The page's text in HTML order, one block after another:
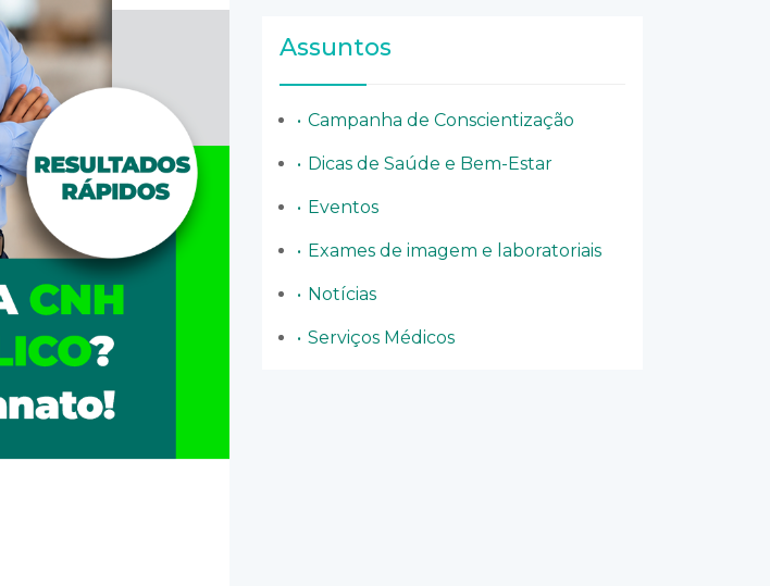
Assuntos
Campanha de Conscientização
Dicas de Saúde e Bem-Estar
Eventos
Exames de imagem e laboratoriais
Notícias
Serviços Médicos